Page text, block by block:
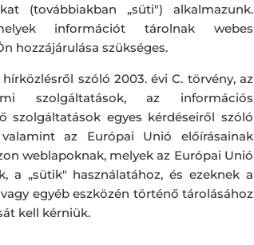
(továbbiakban „süti") alkalmazunk.
információt tárolnak webes
hozzájárulása szükséges.
szóló 2003. évi C. törvény, az
szolgáltatások, az információs
szolgáltatások egyes kérdéseiről szóló
az Európai Unió előírásainak
weblapoknak, melyek az Európai Unió
a „sütik" használatához, és ezeknek a
egyéb eszközén történő tárolásához
kell kérniük.